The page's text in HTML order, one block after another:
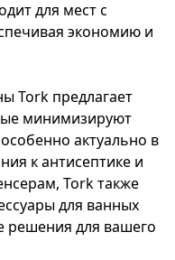
для мест с
экономию и
Tork предлагает
минимизируют
актуально в
к антисептике и
Tork также
для ванных
решения для вашего